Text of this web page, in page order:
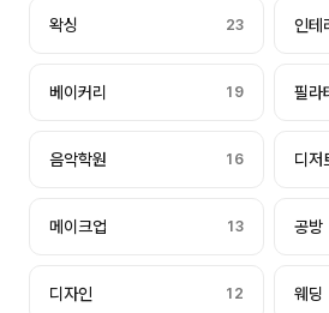
왁싱 23 인테
베이커리 19 필라
음악학원 16 디저
메이크업 13 공방
디자인 12 웨딩